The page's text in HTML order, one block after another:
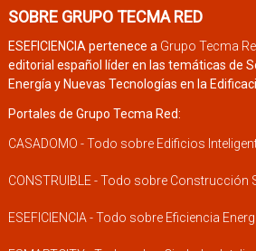
SOBRE GRUPO TECMA RED
ESEFICIENCIA pertenece a Grupo Tecma
editorial español líder en las temáticas de
Energía y Nuevas Tecnologías en la
Portales de Grupo Tecma Red:
CASADOMO - Todo sobre Edificios
CONSTRUIBLE - Todo sobre Construcción
ESEFICIENCIA - Todo sobre Eficiencia